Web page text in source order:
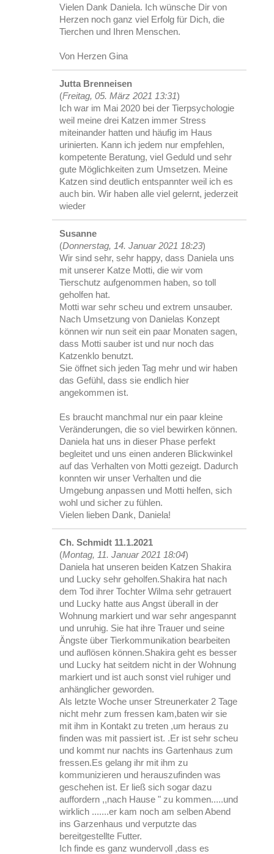
Vielen Dank Daniela. Ich wünsche Dir von
Herzen noch ganz viel Erfolg für Dich, die
Tierchen und Ihren Menschen.
Von Herzen Gina
Jutta Brenneisen
(Freitag, 05. März 2021 13:31)
Ich war im Mai 2020 bei der Tierpsychologie
weil meine drei Katzen immer Stress
miteinander hatten und häufig im Haus
urinierten. Kann ich jedem nur empfehlen,
kompetente Beratung, viel Geduld und sehr
gute Möglichkeiten zum Umsetzen. Meine
Katzen sind deutlich entspannter weil ich es
auch bin. Wir haben alle viel gelernt, jederzeit
wieder
Susanne
(Donnerstag, 14. Januar 2021 18:23)
Wir sind sehr, sehr happy, dass Daniela uns
mit unserer Katze Motti, die wir vom
Tierschutz aufgenommen haben, so toll
geholfen hat.
Motti war sehr scheu und extrem unsauber.
Nach Umsetzung von Danielas Konzept
können wir nun seit ein paar Monaten sagen,
dass Motti sauber ist und nur noch das
Katzenklo benutzt.
Sie öffnet sich jeden Tag mehr und wir haben
das Gefühl, dass sie endlich hier
angekommen ist.
Es braucht manchmal nur ein paar kleine
Veränderungen, die so viel bewirken können.
Daniela hat uns in dieser Phase perfekt
begleitet und uns einen anderen Blickwinkel
auf das Verhalten von Motti gezeigt. Dadurch
konnten wir unser Verhalten und die
Umgebung anpassen und Motti helfen, sich
wohl und sicher zu fühlen.
Vielen lieben Dank, Daniela!
Ch. Schmidt 11.1.2021
(Montag, 11. Januar 2021 18:04)
Daniela hat unseren beiden Katzen Shakira
und Lucky sehr geholfen.Shakira hat nach
dem Tod ihrer Tochter Wilma sehr getrauert
und Lucky hatte aus Angst überall in der
Wohnung markiert und war sehr angespannt
und unruhig. Sie hat ihre Trauer und seine
Ängste über Tierkommunikation bearbeiten
und auflösen können.Shakira geht es besser
und Lucky hat seitdem nicht in der Wohnung
markiert und ist auch sonst viel ruhiger und
anhänglicher geworden.
Als letzte Woche unser Streunerkater 2 Tage
nicht mehr zum fressen kam,baten wir sie
mit ihm in Kontakt zu treten ,um heraus zu
finden was mit passiert ist. .Er ist sehr scheu
und kommt nur nachts ins Gartenhaus zum
fressen.Es gelang ihr mit ihm zu
kommunizieren und herauszufinden was
geschehen ist. Er ließ sich sogar dazu
auffordern ,,nach Hause " zu kommen.....und
wirklich .......er kam noch am selben Abend
ins Garzenhaus und verputzte das
bereitgestellte Futter.
Ich finde es ganz wundervoll ,dass es